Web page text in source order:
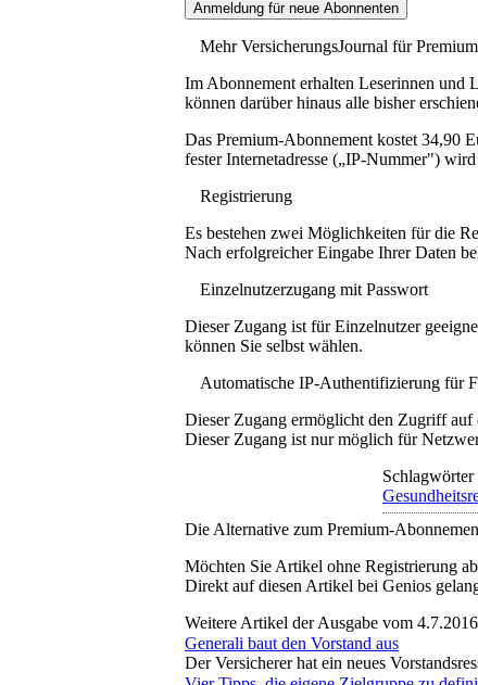
Mehr VersicherungsJournal für
Im Abonnement erhalten Leserinnen und
können darüber hinaus alle bisher
Das Premium-Abonnement kostet 34,90
fester Internetadresse („IP-Nummer")
Registrierung
Es bestehen zwei Möglichkeiten für die
Nach erfolgreicher Eingabe Ihrer Daten
Einzelnutzerzugang mit Passwort
Dieser Zugang ist für Einzelnutzer
können Sie selbst wählen.
Automatische IP-Authentifizierung für
Dieser Zugang ermöglicht den Zugriff auf
Dieser Zugang ist nur möglich für
Die Alternative zum Premium-
Möchten Sie Artikel ohne Registrierung
Direkt auf diesen Artikel bei Genios
Weitere Artikel der Ausgabe vom 4.7.2016
Generali baut den Vorstand aus
Der Versicherer hat ein neues